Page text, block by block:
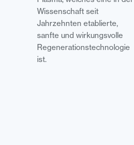
Wissenschaft seit
Jahrzehnten etablierte,
sanfte und wirkungsvolle
Regenerationstechnologie
ist.